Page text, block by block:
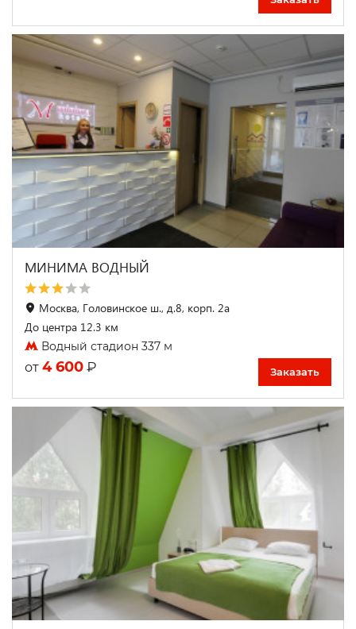
МИНИМА ВОДНЫЙ
Москва, Головинское ш., д.8, корп. 2а
До центра 12.3 км
Водный стадион 337 м
от 4 600 ₽ Заказать